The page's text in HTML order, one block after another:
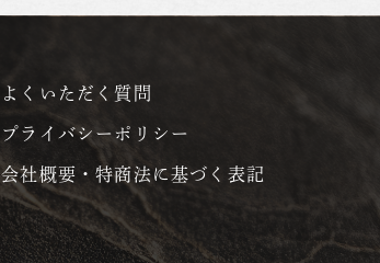
よくいただく質問
プライバシーポリシー
会社概要・特商法に基づく表記